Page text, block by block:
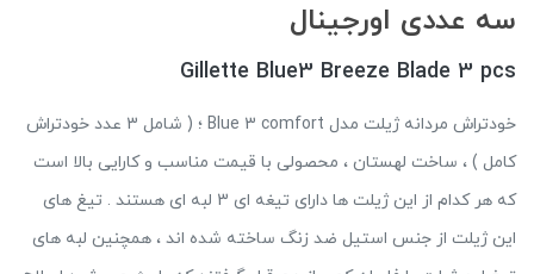
سه عددی اورجینال
Gillette Blue3 Breeze Blade 3 pcs
خودتراش مردانه ژیلت مدل Blue 3 comfort ؛ ( شامل 3 عدد خودتراش
کامل ) ، ساخت لهستان ، محصولی با قیمت مناسب و کارایی بالا است
که هر کدام از این ژیلت ها دارای تیغه ای 3 لبه ای هستند . تیغ های
این ژیلت از جنس استیل ضد زنگ ساخته شده اند ، همچنین لبه های